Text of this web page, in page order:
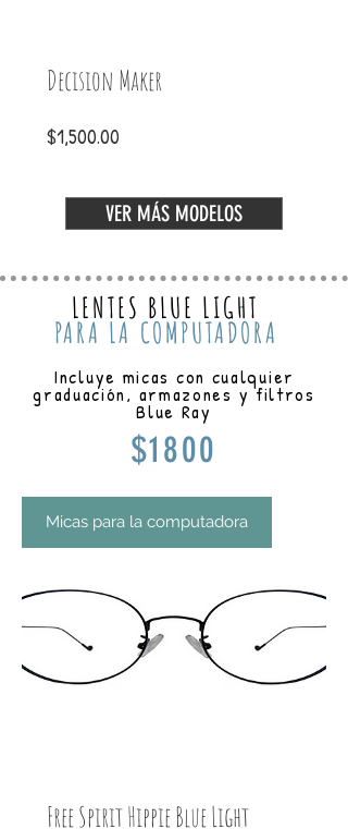
Decision Maker
$1,500.00
VER MÁS MODELOS
LENTES BLUE LIGHT
PARA LA COMPUTADORA
$1800
Incluye micas con cualquier
graduación, armazones y filtros
Blue Ray
Micas para la computadora
Free Spirit Hippie Blue Light